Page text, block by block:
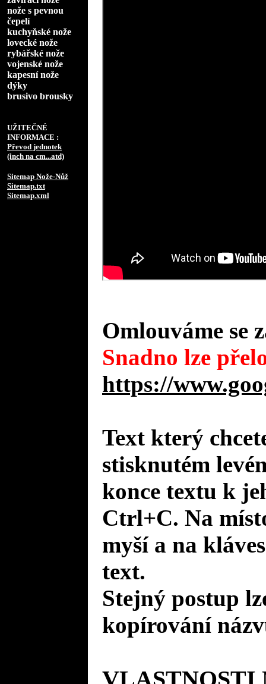
nože s pevnou
čepelí
kuchyňské nože
lovecké nože
rybářské nože
vojenské nože
kapesní nože
dýky
brusivo brousky
UŽITEČNÉ
INFORMACE :
Převod jednotek
(inch na cm...atd)
Sitemap Nože-Nůž
Sitemap.txt
Sitemap.xml
Omlouváme se
Snadno lze
https://
Text který
stisknutém
konce textu k
Ctrl+C. Na
myší a na
text.
Stejný postup
kopírování